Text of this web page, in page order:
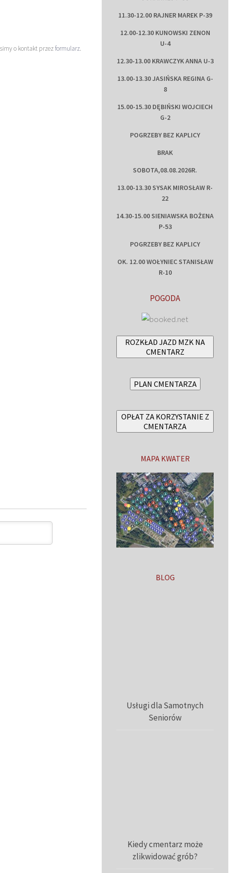
o kontakt przezformularz.
11.30-12.00 RAJNER MAREK P-39
12.00-12.30 KUNOWSKI ZENON
U-4
12.30-13.00 KRAWCZYK ANNA U-3
13.00-13.30 JASIŃSKA REGINA G-
8
15.00-15.30 DĘBIŃSKI WOJCIECH
G-2
POGRZEBY BEZ KAPLICY
BRAK
SOBOTA,08.08.2026R.
13.00-13.30 SYSAK MIROSŁAW R-
22
14.30-15.00 SIENIAWSKA BOŻENA
P-53
POGRZEBY BEZ KAPLICY
OK. 12.00 WOŁYNIEC STANISŁAW
R-10
POGODA
ROZKŁAD JAZD MZK NA
CMENTARZ
PLAN CMENTARZA
OPŁAT ZA KORZYSTANIE Z
CMENTARZA
MAPA KWATER
BLOG
Usługi dla Samotnych
Seniorów
Kiedy cmentarz może
zlikwidować grób?